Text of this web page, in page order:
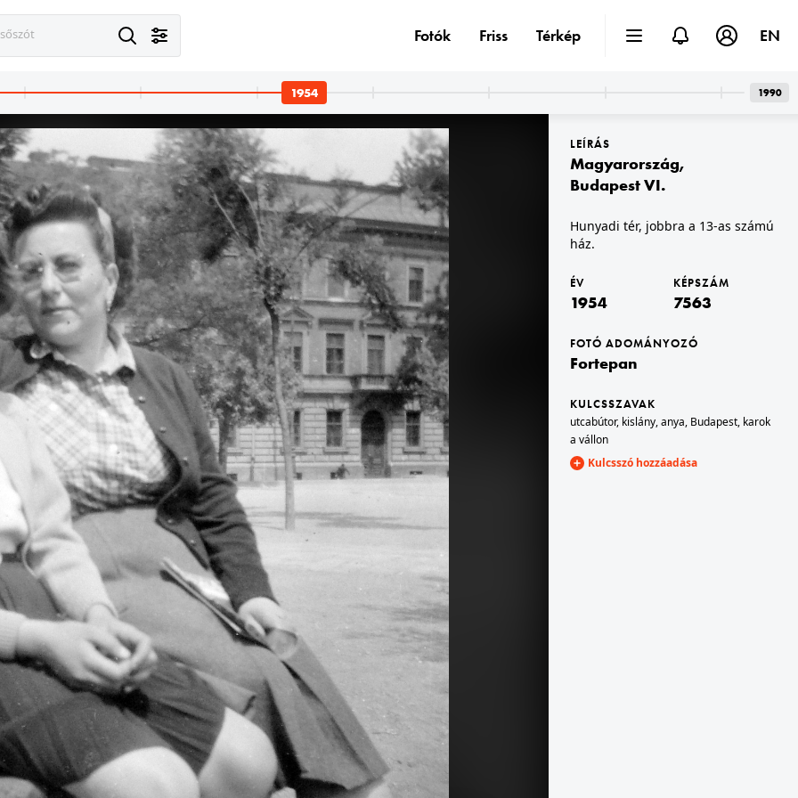
Dömös
a Szent Mihály-hegy, Visegrád személyszállító gőzhajó.
1954 1954
· Margitsziget
előtti buszmegálló.
1954 1954 · Magyarország
Vértes utca 6-8., Kompozíció Illóolaj és Vegyészeti Gyár I. számú üzeme.
I.
tér, az Alagút bejárata.
1954 · Budapest V.
Városház utca a Kossuth Lajos utca (Ferencesek temploma) felé nézve.
1954 · Budapest IX.
Kálvin tér, szemben az Üllői út és a Ráday utca közötti bérpalota, jobbra a református templom.
LEÍRÁS
Magyarország,
Budapest VI.
Hunyadi tér, jobbra a 13-as számú
ház.
ÉV
1954
KÉPSZÁM
7563
FOTÓ ADOMÁNYOZÓ
Fortepan
KULCSSZAVAK
utcabútor, kislány,anya, Budapest, karok
a vállon
Kulcsszó hozzáadása
Fotók Friss Térkép EN
1990
1954